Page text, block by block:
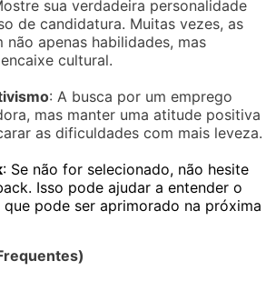
sua verdadeira personalidade
de candidatura. Muitas vezes, as
não apenas habilidades, mas
cultural.
: A busca por um emprego
mas manter uma atitude positiva
as dificuldades com mais leveza.
: Se não for selecionado, não hesite
Isso pode ajudar a entender o
pode ser aprimorado na próxima